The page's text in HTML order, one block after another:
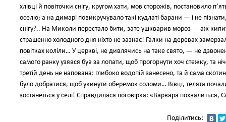
хлівці й повіточки снігу, кругом хати, мов сторожів, постановило
оселю; а на димарі повикручувало такі кудлаті барани — і не
снігу?.. На Миколи перестало бити, зате ушкварив мороз — аж
страшенно холодного дня ніхто не зазнає! Галки на деревах
повітках коліли… У церкві, не дивлячись на таке свято, — не
самого ранку узявся був за лопати, щоб прогорнути хоч стежку, та
третій день не напована: глибоко водопій занесено, та й сама
було добратися, щоб укинути оберемок соломи… Вівці, телята
зостанеться у селі! Справдилася поговірка: «Варвара похвалиться,
Поділитись: